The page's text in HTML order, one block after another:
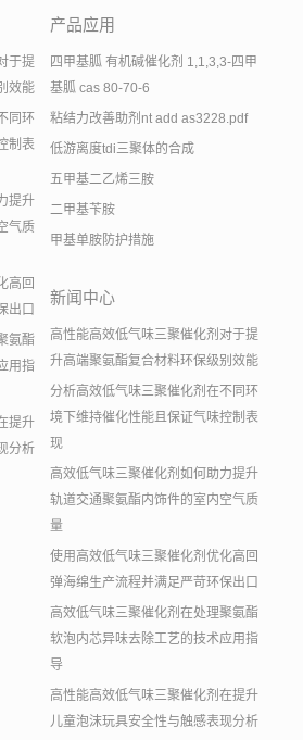
于提
效能
同环
制表
提升
气质
高回
出口
氨酯
用指
提升
分析
产品应用
四甲基胍 有机碱催化剂 1,1,3,3-四甲
基胍 cas 80-70-6
粘结力改善助剂nt add as3228.pdf
低游离度tdi三聚体的合成
五甲基二乙烯三胺
二甲基苄胺
甲基单胺防护措施
新闻中心
高性能高效低气味三聚催化剂对于提
升高端聚氨酯复合材料环保级别效能
分析高效低气味三聚催化剂在不同环
境下维持催化性能且保证气味控制表
现
高效低气味三聚催化剂如何助力提升
轨道交通聚氨酯内饰件的室内空气质
量
使用高效低气味三聚催化剂优化高回
弹海绵生产流程并满足严苛环保出口
高效低气味三聚催化剂在处理聚氨酯
软泡内芯异味去除工艺的技术应用指
导
高性能高效低气味三聚催化剂在提升
儿童泡沫玩具安全性与触感表现分析